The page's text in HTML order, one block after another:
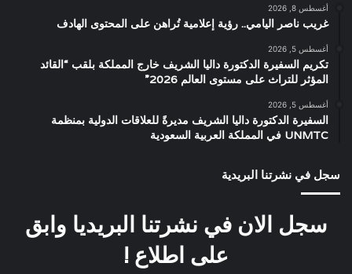
أغسطس 8, 2026
غريب ناصر اليامي.. رؤية إعلامية تُراهن على المحتوى الهادف
أغسطس 5, 2026
تكريم السفيرة الدكتورة داليا الشريف خارج المملكة بلقب “القائد
المؤثر للتراث على مستوى العالم 2026”
أغسطس 5, 2026
السفيرة الدكتورة داليا الشريف مديرةً للعلاقات الدولية بمنظمة
UNMTC في المملكة العربية السعودية
سجل في نشرتنا البريدية
سجل الان في نشرتنا البريديا وابق
على اطلاع !